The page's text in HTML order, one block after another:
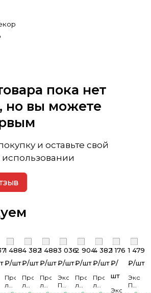
пока нет
но вы можете
и оставьте свой
использовании
1 488
₽/шт
Профилированный
лист
4 382
₽/шт
Профилированный
лист
1 488
₽/шт
Профилированный
лист
3 036
₽/шт
Эконом.
Профилированный
2 904
₽/шт
Профилированный
лист
4 382
₽/шт
лист
1 176
₽/
шт
Эконом.
1 479
₽/шт
Экон